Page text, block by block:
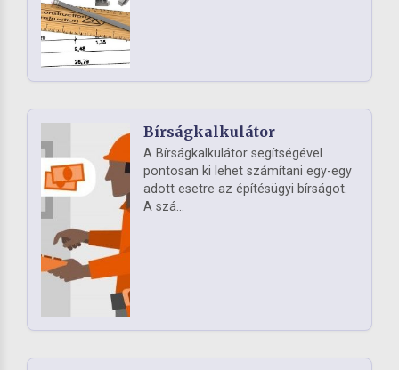
Bírságkalkulátor
A Bírságkalkulátor segítségével
pontosan ki lehet számítani egy-egy
adott esetre az építésügyi bírságot.
A szá...